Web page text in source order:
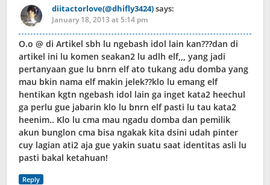
diitactorlove(@dhifly3424)says:
January 18, 2013 at 5:14 pm
O.o @ di Artikel sbh lu ngebash idol lain kan???dan di
artikel ini lu komen seakan2 lu adlh elf,,, yang jadi
pertanyaan gue lu bnrn elf ato tukang adu domba yang
mau bkin nama elf makin jelek??klo lu emang elf
hentikan kgtn ngebash idol lain ga inget kata2 heechul
ga perlu gue jabarin klo lu bnrn elf pasti lu tau kata2
heenim.. Klo lu cma mau ngadu domba dan pemilik
akun bunglon cma bisa ngakak kita dsini udah pinter
cuy lagian ati2 aja gue yakin suatu saat identitas asli lu
pasti bakal ketahuan!
Reply